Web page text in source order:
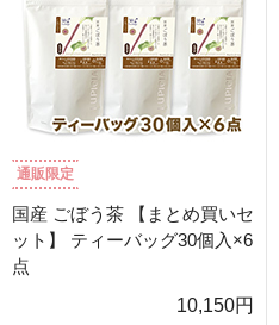
通販限定
国産 ごぼう茶 【まとめ買いセ
ット】 ティーバッグ30個入×6
点
10,150円